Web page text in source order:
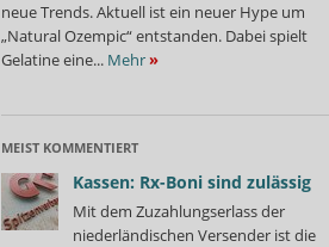
neue Trends. Aktuell ist ein neuer Hype um
„Natural Ozempic“ entstanden. Dabei spielt
Gelatine eine... Mehr»
MEIST KOMMENTIERT
Kassen: Rx-Boni sind zulässig
Mit dem Zuzahlungserlass der
niederländischen Versender ist die